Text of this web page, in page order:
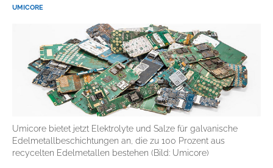
UMICORE
Umicore bietet jetzt Elektrolyte und Salze für galvanische
Edelmetallbeschichtungen an, die zu 100 Prozent aus
recycelten Edelmetallen bestehen (Bild: Umicore)